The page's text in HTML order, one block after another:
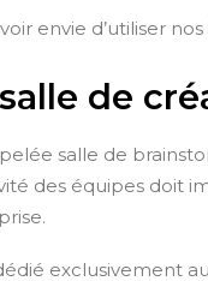
envie d’utiliser
de
salle de
des équipes
exclusivement